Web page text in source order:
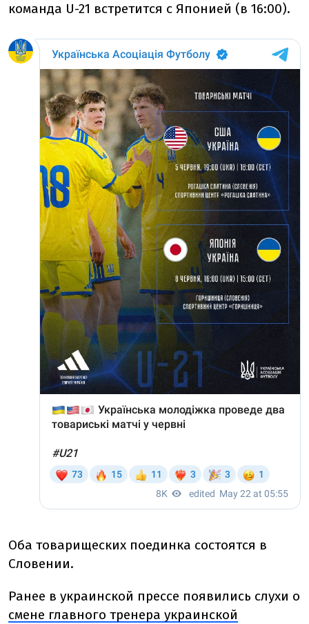
команда U-21 встретится с Японией (в 16:00).
Оба товарищеских поединка состоятся в
Словении.
Ранее в украинской прессе появились слухи о
смене главного тренера украинской